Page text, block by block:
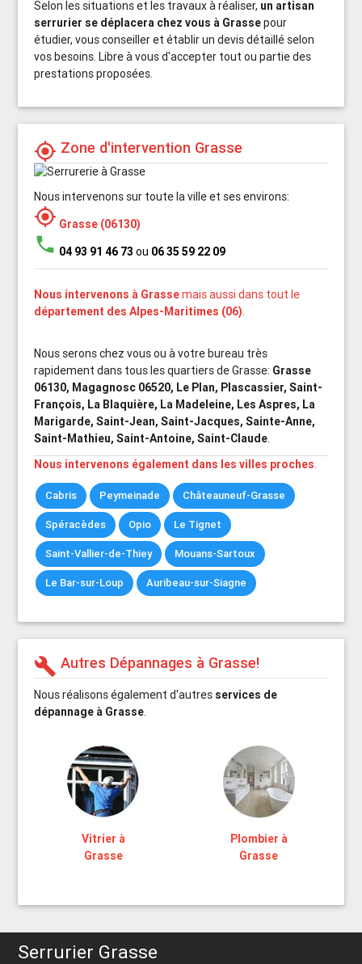
Selon les situations et les travaux à réaliser, un artisan
serrurier se déplacera chez vous à Grassepour
étudier, vous conseiller et établir un devis détaillé selon
vos besoins. Libre à vous d'accepter tout ou partie des
prestations proposées.
my_location Zone d'intervention Grasse
Nous intervenons sur toute la ville et ses environs:
my_location Grasse (06130)
phone 04 93 91 46 73 ou 06 35 59 22 09
Nous intervenons à Grassemais aussi dans tout le
département des Alpes-Maritimes (06).
Nous serons chez vous ou à votre bureau très
rapidement dans tous les quartiers de Grasse: Grasse
06130, Magagnosc 06520, Le Plan, Plascassier, Saint-
François, La Blaquière, La Madeleine, Les Aspres, La
Marigarde, Saint-Jean, Saint-Jacques, Sainte-Anne,
Saint-Mathieu, Saint-Antoine, Saint-Claude.
Nous intervenons également dans les villes proches.
Cabris Peymeinade Châteauneuf-Grasse
Spéracèdes Opio Le Tignet
Saint-Vallier-de-Thiey Mouans-Sartoux
Le Bar-sur-Loup Auribeau-sur-Siagne
build Autres Dépannages à Grasse!
Nous réalisons également d'autres services de
dépannage à Grasse.
Vitrier à
Grasse
Plombier à
Grasse
Serrurier Grasse